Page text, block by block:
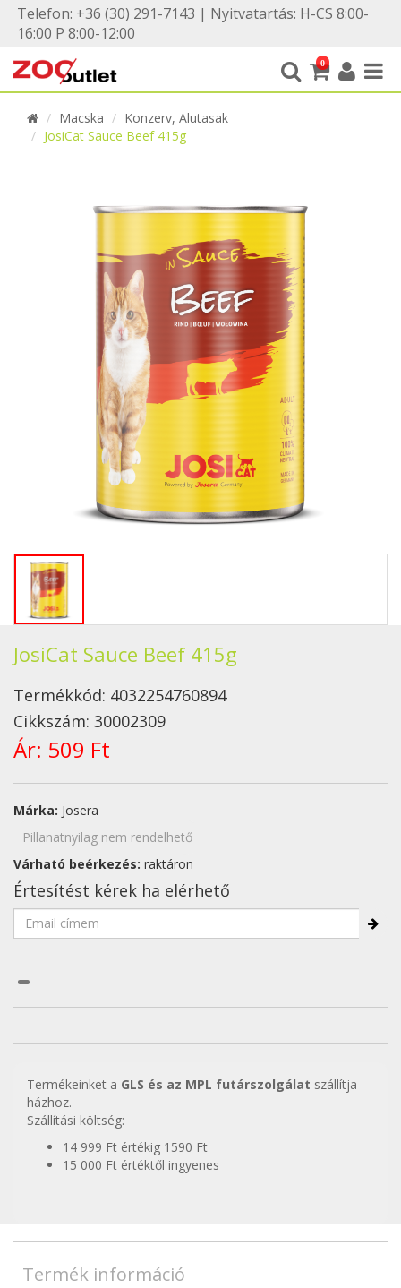
Telefon: +36 (30) 291-7143 | Nyitvatartás: H-CS 8:00-
16:00 P 8:00-12:00
0
Macska
Konzerv, Alutasak
JosiCat Sauce Beef 415g
JosiCat Sauce Beef 415g
Termékkód: 4032254760894
Cikkszám: 30002309
Ár: 509 Ft
Márka: Josera
Pillanatnyilag nem rendelhető
Várható beérkezés: raktáron
Értesítést kérek ha elérhető
Termékeinket a GLS és az MPL futárszolgálat szállítja
házhoz.
Szállítási költség:
14 999 Ft értékig 1590 Ft
15 000 Ft értéktől ingyenes
Termék információ